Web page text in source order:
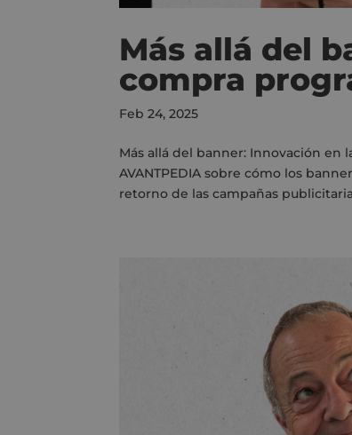
Más allá del
compra
Feb 24, 2025
Más allá del banner: Innovación en
AVANTPEDIA sobre cómo los
retorno de las campañas